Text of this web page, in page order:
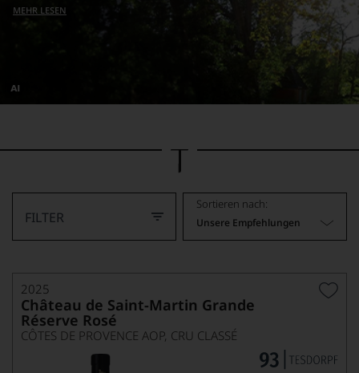
Dieses
von
MEHR LESEN
FILTER
Sortieren nach:
Unsere Empfehlungen
2025
Château de Saint-Martin Grande
Réserve Rosé
CÔTES DE PROVENCE AOP, CRU CLASSÉ